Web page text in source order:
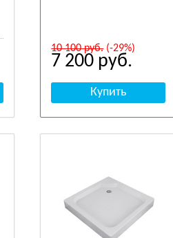
10 100руб.(-29%)
7 200 руб.